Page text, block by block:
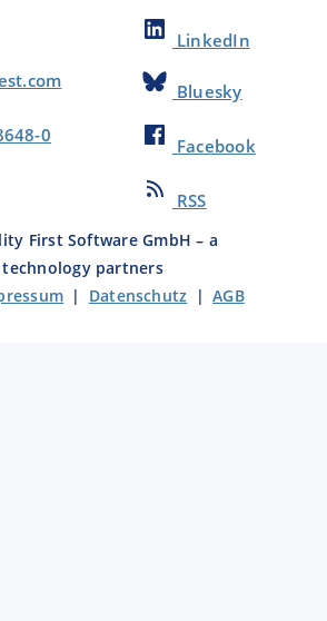
0
LinkedIn
Bluesky
Facebook
RSS
First Software GmbH – a
partners
| Datenschutz |AGB